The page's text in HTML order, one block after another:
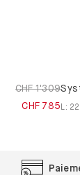
CHF 1'309
CHF 785L :